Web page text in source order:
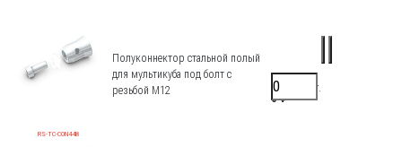
RS-TC-CON44B
Полуконнектор стальной полый
для мультикуба под болт с
резьбой М12
1100 ₽/шт.
0 ₽